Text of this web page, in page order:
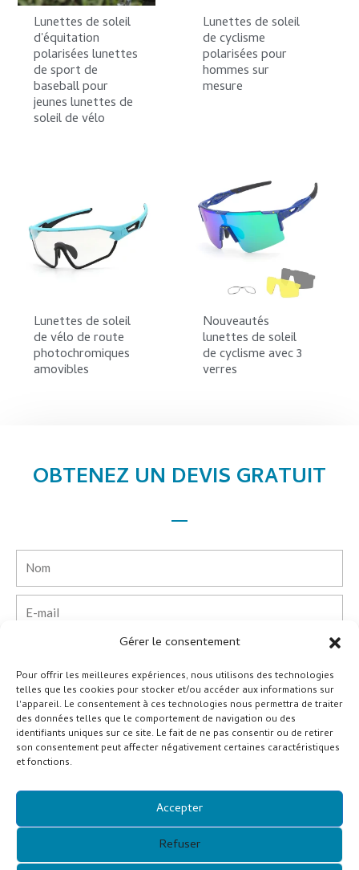
Gérer le consentement
Pour offrir les meilleures expériences, nous utilisons des technologies
telles que les cookies pour stocker et/ou accéder aux informations sur
l'appareil. Le consentement à ces technologies nous permettra de traiter
des données telles que le comportement de navigation ou des
identifiants uniques sur ce site. Le fait de ne pas consentir ou de retirer
son consentement peut affecter négativement certaines caractéristiques
et fonctions.
Accepter
Refuser
Lunettes de soleil
d'équitation
polarisées lunettes
de sport de
baseball pour
jeunes lunettes de
soleil de vélo
Lunettes de soleil
de cyclisme
polarisées pour
hommes sur
mesure
Lunettes de soleil
de vélo de route
photochromiques
amovibles
Nouveautés
lunettes de soleil
de cyclisme avec 3
verres
OBTENEZ UN DEVIS GRATUIT
mail
Pays
Entreprise
Soumettre